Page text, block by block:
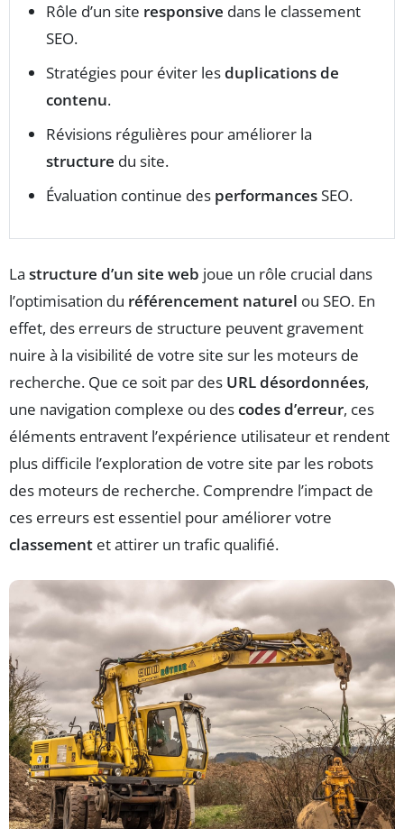
Rôle d’un site responsive dans le classement
SEO.
Stratégies pour éviter lesduplications de
contenu.
Révisions régulières pour améliorer la
structure du site.
Évaluation continue des performancesSEO.
La structure d’un site web joue un rôle crucial dans
l’optimisation du référencement naturel ou SEO. En
effet, des erreurs de structure peuvent gravement
nuire à la visibilité de votre site sur les moteurs de
recherche. Que ce soit par des URL désordonnées,
une navigation complexe ou descodes d’erreur, ces
éléments entravent l’expérience utilisateur et rendent
plus difficile l’exploration de votre site par les robots
des moteurs de recherche. Comprendre l’impact de
ces erreurs est essentiel pour améliorer votre
classement et attirer un trafic qualifié.